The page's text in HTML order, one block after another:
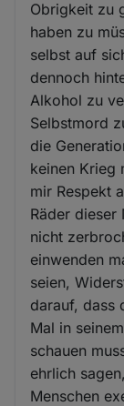
Obrigkeit zu
haben zu
selbst auf
dennoch
Alkohol zu
Selbstmord
die
keinen Krieg
mir Respekt
Räder dieser
nicht
einwenden
seien,
darauf, dass
Mal in
schauen
ehrlich
Menschen